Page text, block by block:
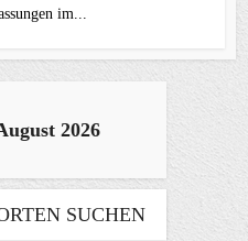
im...
2026
SUCHEN